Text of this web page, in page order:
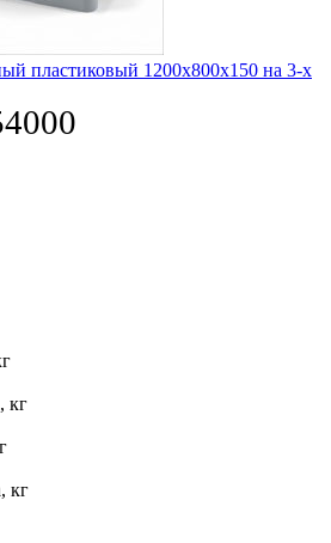
пластиковый 1200х800х150 на 3-х
кг
кг